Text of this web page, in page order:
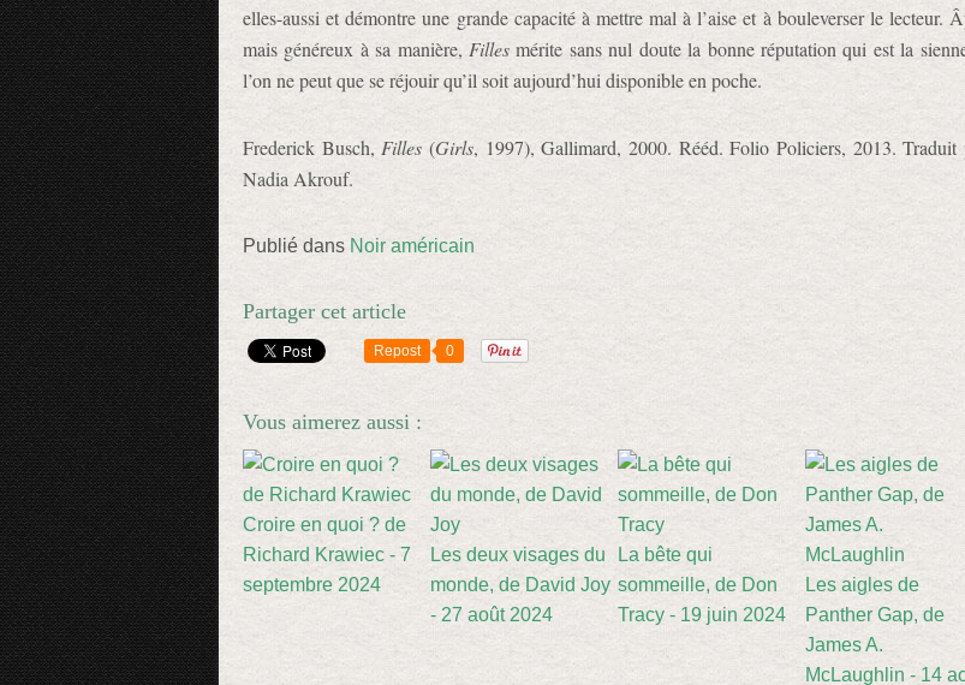
elles-aussi et démontre une grande capacité à mettre mal à l’aise et à bouleverser le lecteur.
mais généreux à sa manière, Filles mérite sans nul doute la bonne réputation qui est la
l’on ne peut que se réjouir qu’il soit aujourd’hui disponible en poche.
Frederick Busch, Filles (Girls, 1997), Gallimard, 2000. Rééd. Folio Policiers, 2013. Traduit
Nadia Akrouf.
Publié dans Noir américain
Partager cet article
Repost 0
Vous aimerez aussi :
Croire en quoi ? de
Richard Krawiec - 7
septembre 2024
Les deux visages du
monde, de David Joy
- 27 août 2024
La bête qui
sommeille, de Don
Tracy - 19 juin 2024
Les aigles de
Panther Gap, de
James A.
McLaughlin - 14